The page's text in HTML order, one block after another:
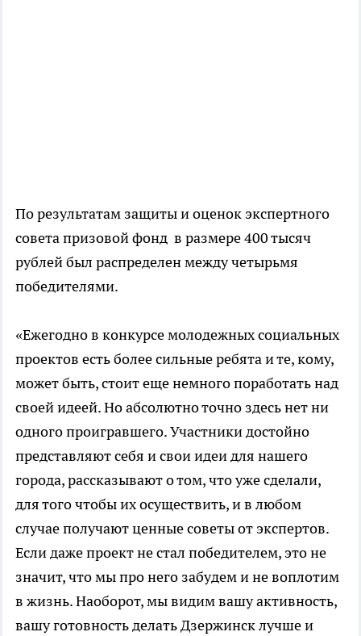
По результатам защиты и оценок экспертного
совета призовой фонд в размере 400 тысяч
рублей был распределен между четырьмя
победителями.
«Ежегодно в конкурсе молодежных социальных
проектов есть более сильные ребята и те, кому,
может быть, стоит еще немного поработать над
своей идеей. Но абсолютно точно здесь нет ни
одного проигравшего. Участники достойно
представляют себя и свои идеи для нашего
города, рассказывают о том, что уже сделали,
для того чтобы их осуществить, и в любом
случае получают ценные советы от экспертов.
Если даже проект не стал победителем, это не
значит, что мы про него забудем и не воплотим
в жизнь. Наоборот, мы видим вашу активность,
вашу готовность делать Дзержинск лучше и